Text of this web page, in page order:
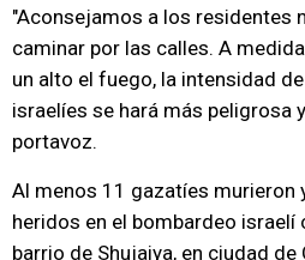
"Aconsejamos a los residentes
caminar por las calles. A
un alto el fuego, la intensidad
israelíes se hará más peligrosa
portavoz.
Al menos 11 gazatíes murieron
heridos en el bombardeo israelí
barrio de Shujaiya, en ciudad